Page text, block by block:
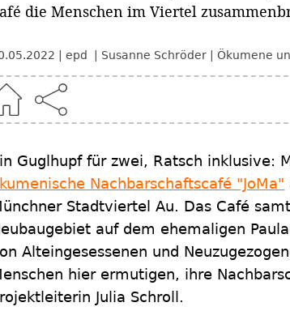
die Menschen im Viertel
epd Susanne Schröder Ökumene
Guglhupf für zwei, Ratsch inklusive:
Nachbarschaftscafé "JoMa"
Stadtviertel Au. Das Café
auf dem ehemaligen
Alteingesessenen und
hier ermutigen, ihre
Julia Schroll.